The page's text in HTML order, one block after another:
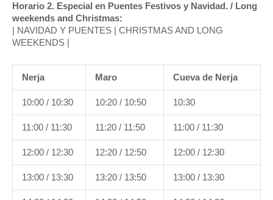
Horario 2. Especial en Puentes Festivos y Navidad. / Long
weekends and Christmas:
| NAVIDAD Y PUENTES | CHRISTMAS AND LONG
WEEKENDS |
Nerja Maro Cueva de Nerja
10:00 / 10:30 10:20 / 10:50 10:30
11:00 / 11:30 11:20 / 11:50 11:00 / 11:30
12:00 / 12:30 12:20 / 12:50 12:00 / 12:30
13:00 / 13:30 13:20 / 13:50 13:00 / 13:30